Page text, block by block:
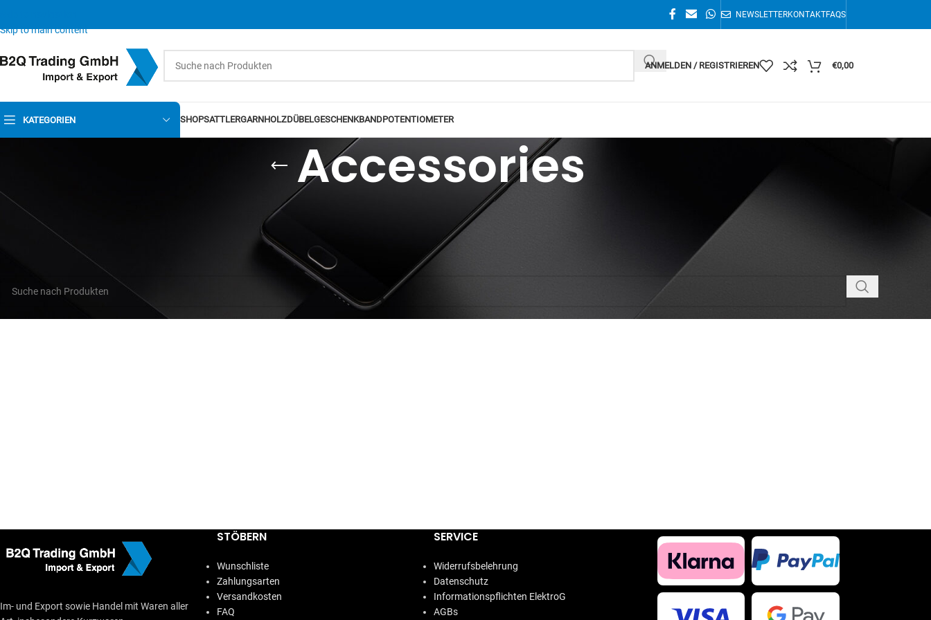
Skip to main content
NEWSLETTERKONTAKTFAQS
ANMELDEN / REGISTRIEREN €0,00
KATEGORIEN SHOPSATTLERGARNHOLZDÜBELGESCHENKBANDPOTENTIOMETER
Accessories
Es wurden keine Produkte gefunden, die Ihrer Auswahl entsprechen.
Im- und Export sowie Handel mit Waren aller
STÖBERN
Wunschliste
Zahlungsarten
Versandkosten
FAQ
SERVICE
Widerrufsbelehrung
Datenschutz
Informationspflichten ElektroG
AGBs